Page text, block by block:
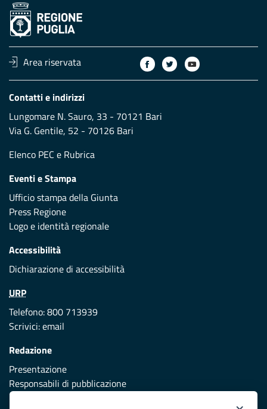
Area riservata
Contatti e indirizzi
Lungomare N. Sauro, 33 - 70121 Bari
Via G. Gentile, 52 - 70126 Bari
Elenco PEC e Rubrica
Eventi e Stampa
Ufficio stampa della Giunta
Press Regione
Logo e identità regionale
Accessibilità
Dichiarazione di accessibilità
URP
Telefono: 800 713939
Scrivici:email
Redazione
Presentazione
Responsabili di pubblicazione